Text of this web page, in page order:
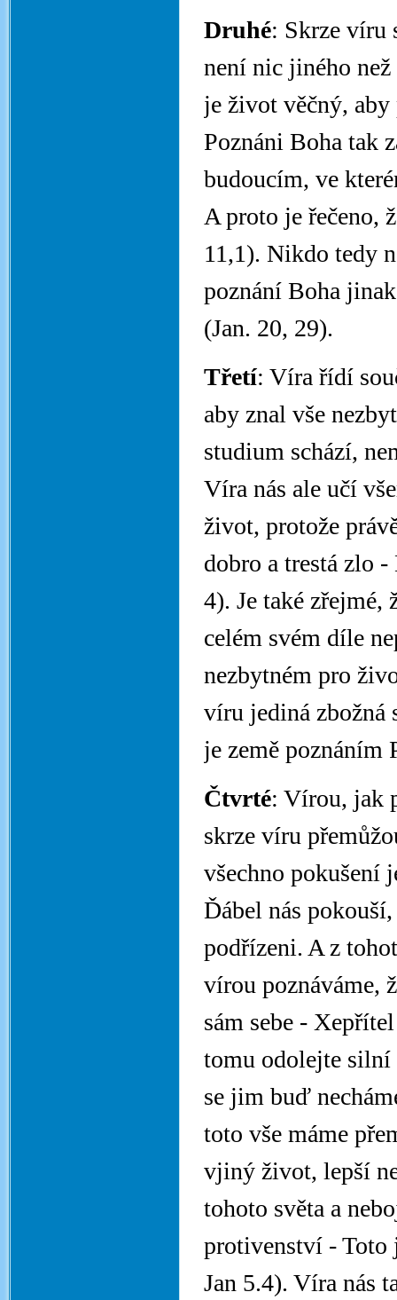
Druhé: Skrze víru
není nic jiného
je život věčný, aby
Poznáni Boha tak
budoucím, ve
A proto je řečeno,
11,1). Nikdo tedy
poznání Boha
(Jan. 20, 29).
Třetí: Víra řídí
aby znal vše
studium schází,
Víra nás ale učí
život, protože
dobro a trestá zlo
4). Je také
celém svém díle
nezbytném pro
víru jediná zbožná
je země poznáním
Čtvrté: Vírou, jak
skrze víru
všechno pokušení
Ďábel nás
podřízeni. A z
vírou poznáváme,
sám sebe -
tomu odolejte silní
se jim buď
toto vše máme
vjiný život, lepší
tohoto světa a
protivenství - Toto
Jan 5.4). Víra nás